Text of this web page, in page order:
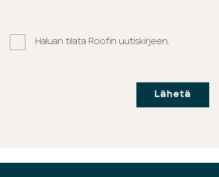
Haluan tilata Roofin uutiskirjeen.
Lähetä